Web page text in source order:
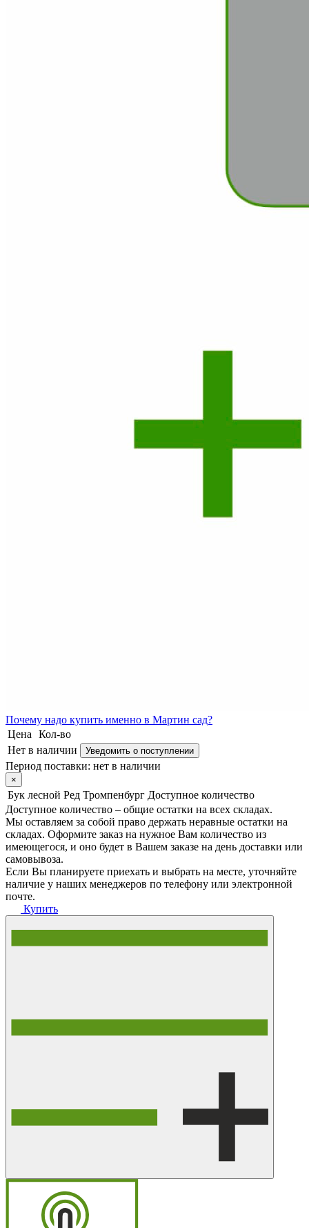
Почему надо купить именно в Мартин сад?
Цена
Кол-во
Нет в наличии
Уведомить о поступлении
Период поставки: нет в наличии
×
Бук лесной Ред Тромпенбург Доступное количество
Доступное количество – общие остатки на всех складах.
Мы оставляем за собой право держать неравные остатки на
складах. Оформите заказ на нужное Вам количество из
имеющегося, и оно будет в Вашем заказе на день доставки или
самовывоза.
Если Вы планируете приехать и выбрать на месте, уточняйте
наличие у наших менеджеров по телефону или электронной
почте.
Купить